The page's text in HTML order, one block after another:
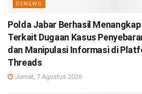
DENEWS
Polda Jabar Berhasil Menangkap
Terkait Dugaan Kasus
dan Manipulasi Informasi di
Threads
Jumat, 7 Agustus 2026